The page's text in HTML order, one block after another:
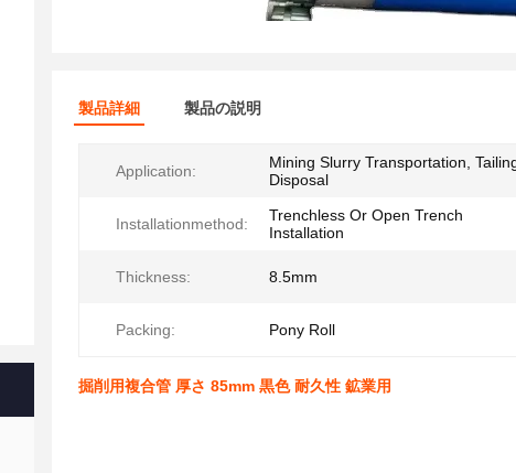
製品詳細 製品の説明
Application:
Mining Slurry Transportation,
Disposal
Installationmethod:
Trenchless Or Open Trench
Installation
Thickness: 8.5mm
Packing: Pony Roll
掘削用複合管 厚さ 85mm 黒色 耐久性 鉱業用